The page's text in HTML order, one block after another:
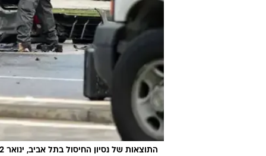
התוצאות של נסיון החיסול בתל אביב, ינואר 2012